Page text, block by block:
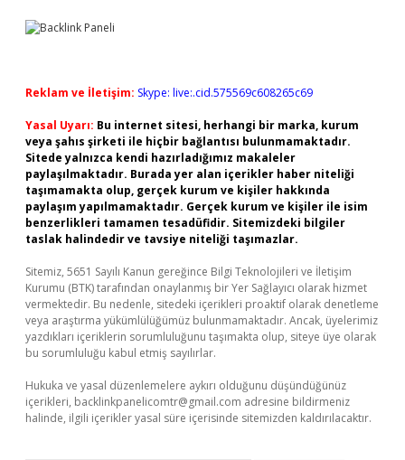
Reklam ve İletişim: Skype: live:.cid.575569c608265c69
Yasal Uyarı: Bu internet sitesi, herhangi bir marka, kurum
veya şahıs şirketi ile hiçbir bağlantısı bulunmamaktadır.
Sitede yalnızca kendi hazırladığımız makaleler
paylaşılmaktadır. Burada yer alan içerikler haber niteliği
taşımamakta olup, gerçek kurum ve kişiler hakkında
paylaşım yapılmamaktadır. Gerçek kurum ve kişiler ile isim
benzerlikleri tamamen tesadüfidir. Sitemizdeki bilgiler
taslak halindedir ve tavsiye niteliği taşımazlar.
Sitemiz, 5651 Sayılı Kanun gereğince Bilgi Teknolojileri ve İletişim
Kurumu (BTK) tarafından onaylanmış bir Yer Sağlayıcı olarak hizmet
vermektedir. Bu nedenle, sitedeki içerikleri proaktif olarak denetleme
veya araştırma yükümlülüğümüz bulunmamaktadır. Ancak, üyelerimiz
yazdıkları içeriklerin sorumluluğunu taşımakta olup, siteye üye olarak
bu sorumluluğu kabul etmiş sayılırlar.
Hukuka ve yasal düzenlemelere aykırı olduğunu düşündüğünüz
içerikleri, backlinkpanelicomtr@gmail.com adresine bildirmeniz
halinde, ilgili içerikler yasal süre içerisinde sitemizden kaldırılacaktır.